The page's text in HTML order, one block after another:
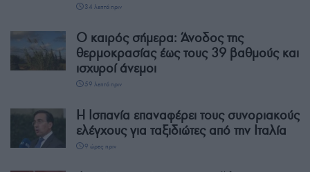
34 λεπτά πριν
Ο καιρός σήμερα: Άνοδος της
θερμοκρασίας έως τους 39 βαθμούς και
ισχυροί άνεμοι
59 λεπτά πριν
Η Ισπανία επαναφέρει τους συνοριακούς
ελέγχους για ταξιδιώτες από την Ιταλία
9 ώρες πριν